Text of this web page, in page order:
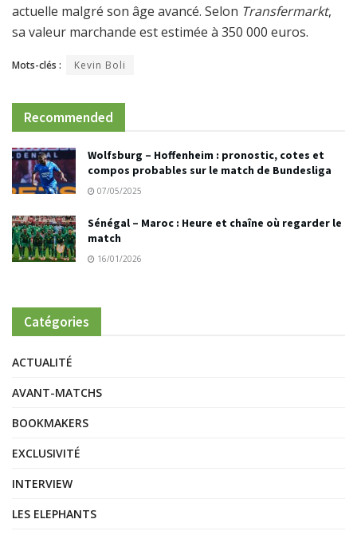
actuelle malgré son âge avancé. Selon Transfermarkt,
sa valeur marchande est estimée à 350 000 euros.
Mots-clés : Kevin Boli
Recommended
Wolfsburg – Hoffenheim : pronostic, cotes et
compos probables sur le match de Bundesliga
07/05/2025
Sénégal – Maroc : Heure et chaîne où regarder le
match
16/01/2026
Catégories
ACTUALITÉ
AVANT-MATCHS
BOOKMAKERS
EXCLUSIVITÉ
INTERVIEW
LES ELEPHANTS